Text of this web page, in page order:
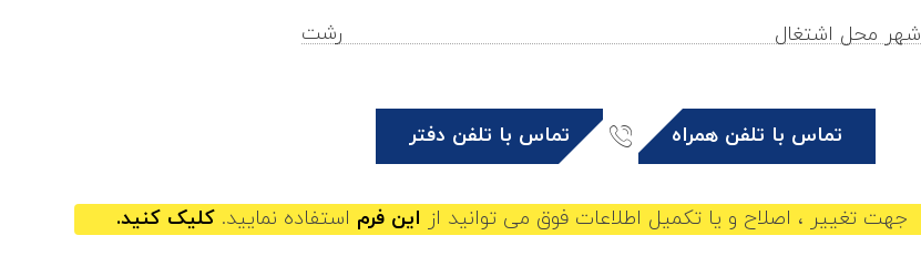
شهر محل اشتغال
رشت
تماس با تلفن همراه تماس با تلفن دفتر
جهت تغییر ، اصلاح و یا تکمیل اطلاعات فوق می توانید از این فرم استفاده نمایید. کلیک کنید.